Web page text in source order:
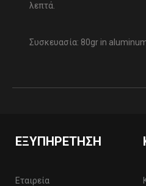
λεπτά.
Συσκευασία: 80gr in
ΕΞΥΠΗΡΈΤΗΣΗ
Εταιρεία